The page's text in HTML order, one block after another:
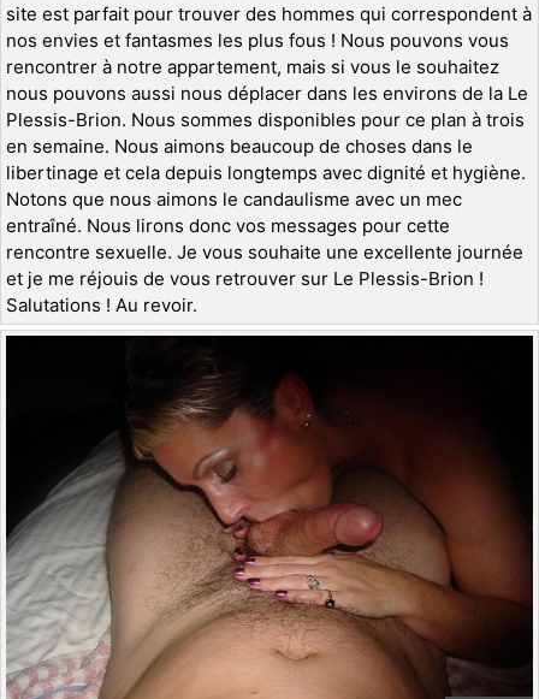
site est parfait pour trouver des hommes qui correspondent à
nos envies et fantasmes les plus fous ! Nous pouvons vous
rencontrer à notre appartement, mais si vous le souhaitez
nous pouvons aussi nous déplacer dans les environs de la Le
Plessis-Brion. Nous sommes disponibles pour ce plan à trois
en semaine. Nous aimons beaucoup de choses dans le
libertinage et cela depuis longtemps avec dignité et hygiène.
Notons que nous aimons le candaulisme avec un mec
entraîné. Nous lirons donc vos messages pour cette
rencontre sexuelle. Je vous souhaite une excellente journée
et je me réjouis de vous retrouver sur Le Plessis-Brion !
Salutations ! Au revoir.